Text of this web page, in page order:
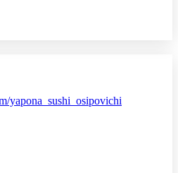
yapona_sushi_osipovichi